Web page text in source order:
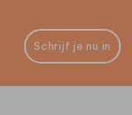
Schrijf je nu in